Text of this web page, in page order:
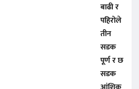
बाढी र
पहिरोले
तीन
सडक
पूर्ण र छ
सडक